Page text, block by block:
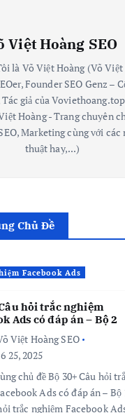
Việt Hoàng SEO
là Võ Việt Hoàng (Võ Việt
Founder SEO Genz –
Tác giả của
Hoàng - Trang chuyên
Marketing cùng với các
thuật hay,...)
Chủ Đề
Facebook Ads
hỏi trắc nghiệm
Ads có đáp án – Bộ 2
Việt Hoàng SEO
25, 2025
chủ đề Bộ 30+ Câu hỏi
Ads có đáp án – Bộ
trắc nghiệm Facebook